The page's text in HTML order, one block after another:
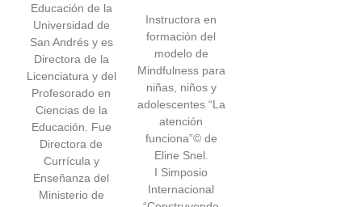
Educación de la
Universidad de
San Andrés y es
Directora de la
Licenciatura y del
Profesorado en
Ciencias de la
Educación. Fue
Directora de
Currícula y
Enseñanza del
Ministerio de
Instructora en
formación del
modelo de
Mindfulness para
niñas, niños y
adolescentes “La
atención
funciona”© de
Eline Snel.
I Simposio
Internacional